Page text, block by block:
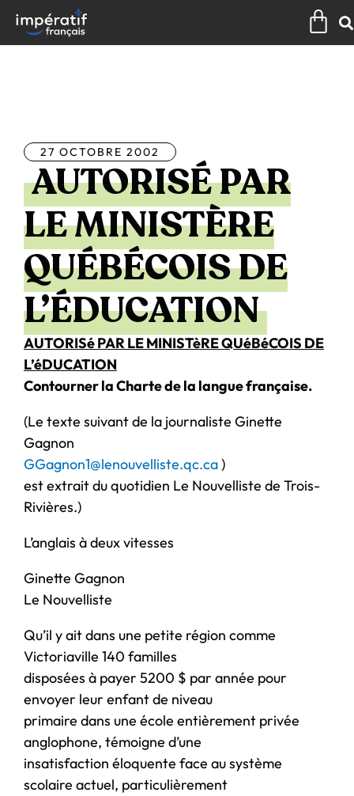
contenu
27 OCTOBRE 2002
AUTORISÉ PAR
LE MINISTÈRE
QUÉBÉCOIS DE
L’ÉDUCATION
AUTORISé PAR LE MINISTèRE QUéBéCOIS DE
L’éDUCATION
Contourner la Charte de la langue française.
(Le texte suivant de la journaliste Ginette
Gagnon
GGagnon1@lenouvelliste.qc.ca)
est extrait du quotidien Le Nouvelliste de Trois-
Rivières.)
L’anglais à deux vitesses
Ginette Gagnon
Le Nouvelliste
Qu’il y ait dans une petite région comme
Victoriaville 140 familles
disposées à payer 5200 $ par année pour
envoyer leur enfant de niveau
primaire dans une école entièrement privée
anglophone, témoigne d’une
insatisfaction éloquente face au système
scolaire actuel, particulièrement